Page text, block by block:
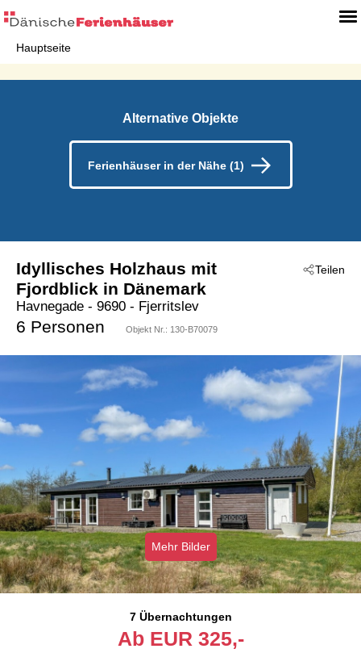
Hauptseite
Alternative Objekte
Ferienhäuser in der Nähe (1)
Teilen
Idyllisches Holzhaus mit
Fjordblick in Dänemark
Havnegade - 9690 - Fjerritslev
6 Personen Objekt Nr.: 130-B70079
Mehr Bilder
7 Übernachtungen
Ab EUR 325,-